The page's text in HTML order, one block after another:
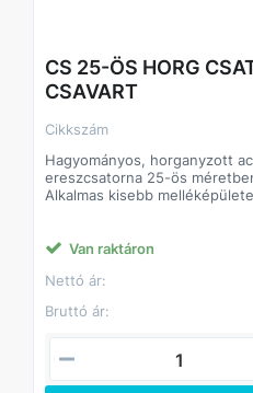
CS 25-ÖS HORG
CSAVART
Cikkszám
Hagyományos, horganyzott
ereszcsatorna 25-ös
Alkalmas kisebb
színű és anyagú tetőfelülethez.
Az elemek összeillesztése
ragasztó-tömítőanyagok
A lefolyórendszerben
kifolyócső hagyományos,
Van raktáron
Nettó ár:
Bruttó ár: